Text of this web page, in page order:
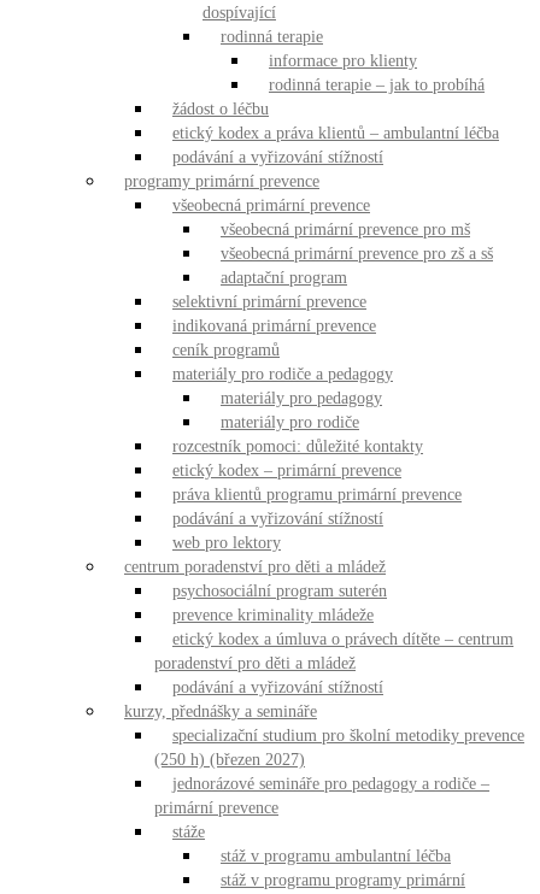
dospívající
rodinná terapie
informace pro klienty
rodinná terapie – jak to probíhá
žádost o léčbu
etický kodex a práva klientů – ambulantní léčba
podávání a vyřizování stížností
programy primární prevence
všeobecná primární prevence
všeobecná primární prevence pro mš
všeobecná primární prevence pro zš a sš
adaptační program
selektivní primární prevence
indikovaná primární prevence
ceník programů
materiály pro rodiče a pedagogy
materiály pro pedagogy
materiály pro rodiče
rozcestník pomoci: důležité kontakty
etický kodex – primární prevence
práva klientů programu primární prevence
podávání a vyřizování stížností
web pro lektory
centrum poradenství pro děti a mládež
psychosociální program suterén
prevence kriminality mládeže
etický kodex a úmluva o právech dítěte – centrum
poradenství pro děti a mládež
podávání a vyřizování stížností
kurzy, přednášky a semináře
specializační studium pro školní metodiky prevence
(250 h) (březen 2027)
jednorázové semináře pro pedagogy a rodiče –
primární prevence
stáže
stáž v programu ambulantní léčba
stáž v programu programy primární